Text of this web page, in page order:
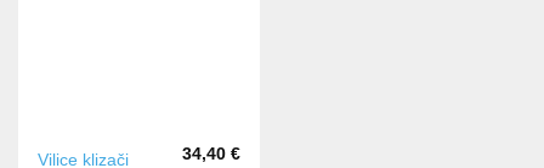
Vilice klizači
34,40 €